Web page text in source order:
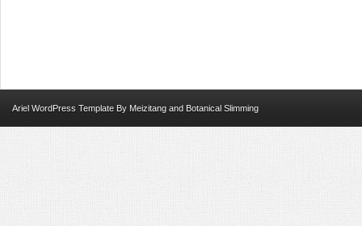
Ariel WordPress Template By Meizitang and Botanical Slimming